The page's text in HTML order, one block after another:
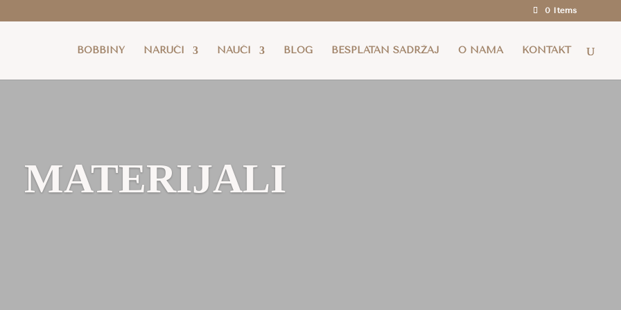
0 Items
BOBBINY NARUČI NAUČI BLOG BESPLATAN SADRŽAJ O NAMA KONTAKT
MATERIJALI
dostavaje za cijelu RH za sve narudžbe iznad 80 eura i za cijelu EU za narudžbe iznad 100 eura.